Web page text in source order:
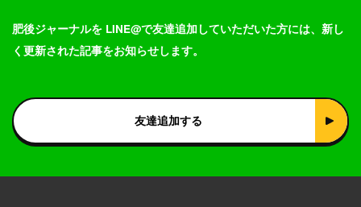
肥後ジャーナルを LINE@で友達追加していただいた方には、新し
く更新された記事をお知らせします。
友達追加する